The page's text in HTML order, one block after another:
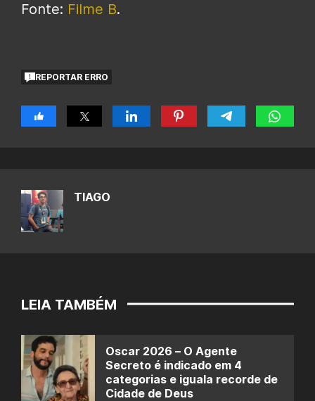
Fonte: Filme B.
REPORTAR ERRO
TIAGO
LEIA TAMBÉM
Oscar 2026 – O Agente
Secreto é indicado em 4
categorias e iguala recorde de
Cidade de Deus